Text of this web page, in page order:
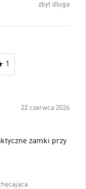
zbyt długa
1
22 czerwca 2026
zamki przy